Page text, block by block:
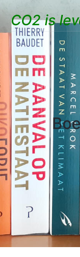
CO2 is